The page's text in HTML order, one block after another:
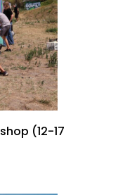
(12-17